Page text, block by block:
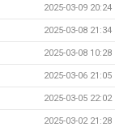
2025-03-09 20:24
2025-03-08 21:34
2025-03-08 10:28
2025-03-06 21:05
2025-03-05 22:02
2025-03-02 21:28